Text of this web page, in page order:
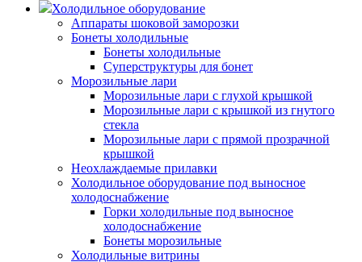
Холодильное оборудование
Аппараты шоковой заморозки
Бонеты холодильные
Бонеты холодильные
Суперструктуры для бонет
Морозильные лари
Морозильные лари с глухой крышкой
Морозильные лари с крышкой из гнутого
стекла
Морозильные лари с прямой прозрачной
крышкой
Неохлаждаемые прилавки
Холодильное оборудование под выносное
холодоснабжение
Горки холодильные под выносное
холодоснабжение
Бонеты морозильные
Холодильные витрины